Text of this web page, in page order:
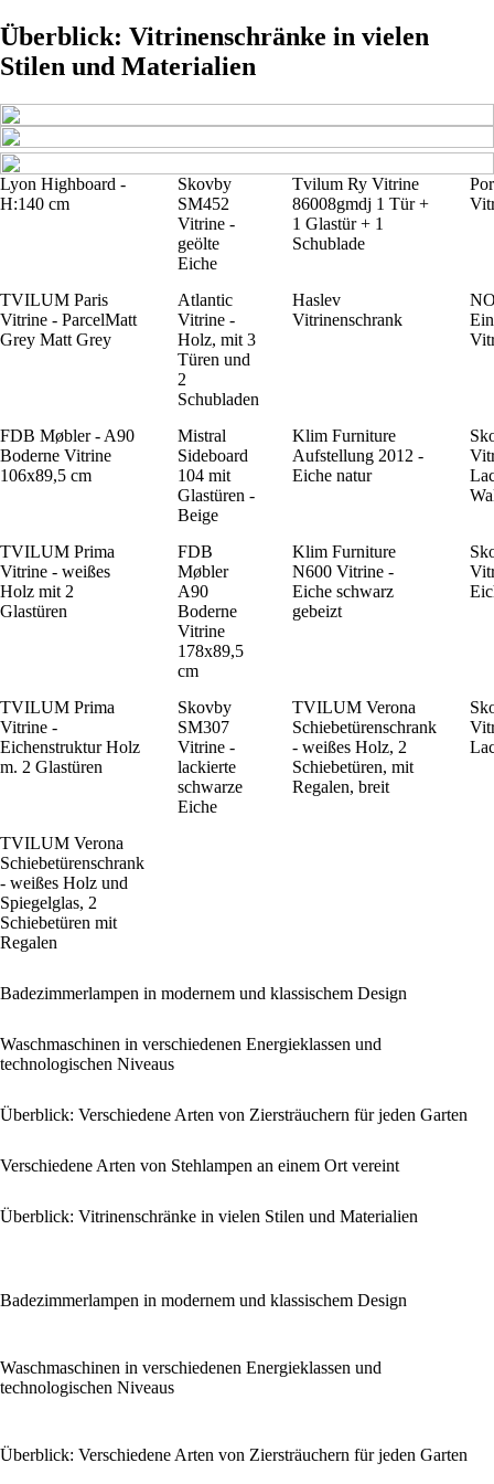
Überblick: Vitrinenschränke in vielen
Stilen und Materialien
Lyon Highboard -
H:140 cm
Skovby
SM452
Vitrine -
geölte
Eiche
Tvilum Ry Vitrine
86008gmdj 1 Tür +
1 Glastür + 1
Schublade
TVILUM Paris
Vitrine - ParcelMatt
Grey Matt Grey
Atlantic
Vitrine -
Holz, mit 3
Türen und
2
Schubladen
Haslev
Vitrinenschrank
FDB Møbler - A90
Boderne Vitrine
106x89,5 cm
Mistral
Sideboard
104 mit
Glastüren -
Beige
Klim Furniture
Aufstellung 2012 -
Eiche natur
TVILUM Prima
Vitrine - weißes
Holz mit 2
Glastüren
FDB
Møbler
A90
Boderne
Vitrine
178x89,5
cm
Klim Furniture
N600 Vitrine -
Eiche schwarz
gebeizt
TVILUM Prima
Vitrine -
Eichenstruktur Holz
m. 2 Glastüren
Skovby
SM307
Vitrine -
lackierte
schwarze
Eiche
TVILUM Verona
Schiebetürenschrank
- weißes Holz, 2
Schiebetüren, mit
Regalen, breit
TVILUM Verona
Schiebetürenschrank
- weißes Holz und
Spiegelglas, 2
Schiebetüren mit
Regalen
Badezimmerlampen in modernem und klassischem Design
Waschmaschinen in verschiedenen Energieklassen und
technologischen Niveaus
Überblick: Verschiedene Arten von Ziersträuchern für jeden Garten
Verschiedene Arten von Stehlampen an einem Ort vereint
Überblick: Vitrinenschränke in vielen Stilen und Materialien
Badezimmerlampen in modernem und klassischem Design
Waschmaschinen in verschiedenen Energieklassen und
technologischen Niveaus
Überblick: Verschiedene Arten von Ziersträuchern für jeden Garten